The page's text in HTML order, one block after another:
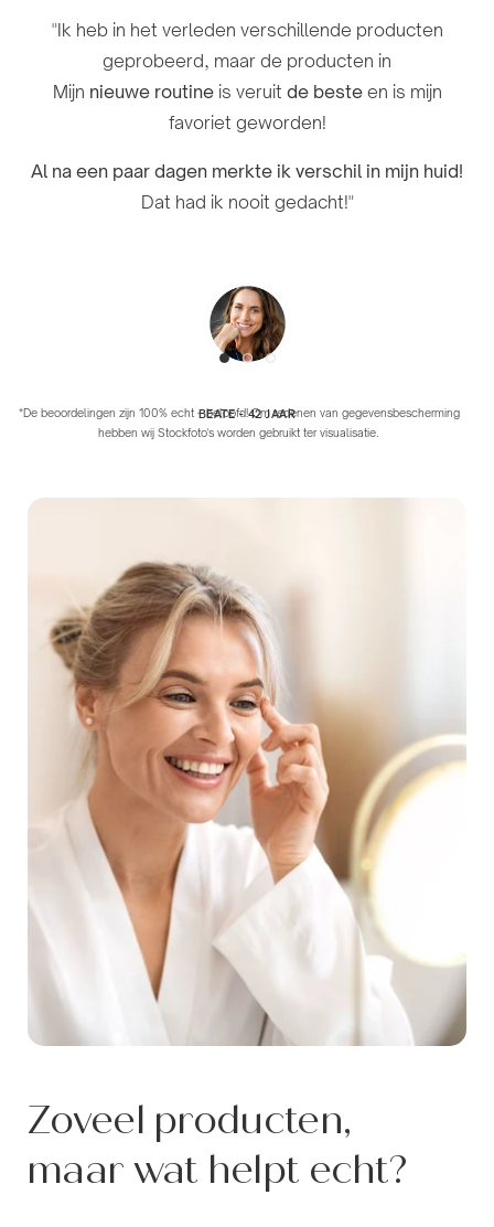
"Ik heb in het verleden verschillende producten
geprobeerd, maar de producten in
Mijn nieuwe routineis veruit de besteen is mijn
favoriet geworden!
Al na een paar dagen merkte ik verschil in mijn huid!
Dat had ik nooit gedacht!"
BEATE - 42 JAAR
gebruik zijn er duidelijke verbeteringen zichtbaar!
Ik heb last van acneen geen enkel product of crème
heeft mij tot nu toe zo goed geholpen. "Ik raad het
DOYNA - 27 JAAR
jarenlang worstelde met vlekjes en af ​​en toe acne. Ik
al na een paar weken merkbare resultaten
Ik kan niet wachten om de resultaten op lange
termijn te zien!"
*De beoordelingen zijn 100% echt – beloofd! Om redenen van gegevensbescherming
hebben wij Stockfoto's worden gebruikt ter visualisatie.
Zoveel producten,
maar wat helpt echt?